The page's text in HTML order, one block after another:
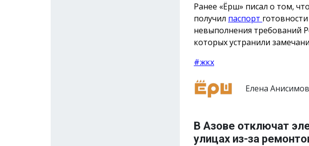
Ранее «Ёрш» писал о том,
получил паспорт
невыполнения требований
которых устранили
#жкх
Елена
В Азове отключат
улицах из-за